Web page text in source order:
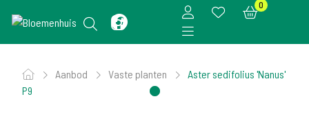
0
Aanbod Vaste planten
Aster sedifolius 'Nanus'
P9